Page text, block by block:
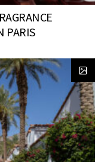
PARIS